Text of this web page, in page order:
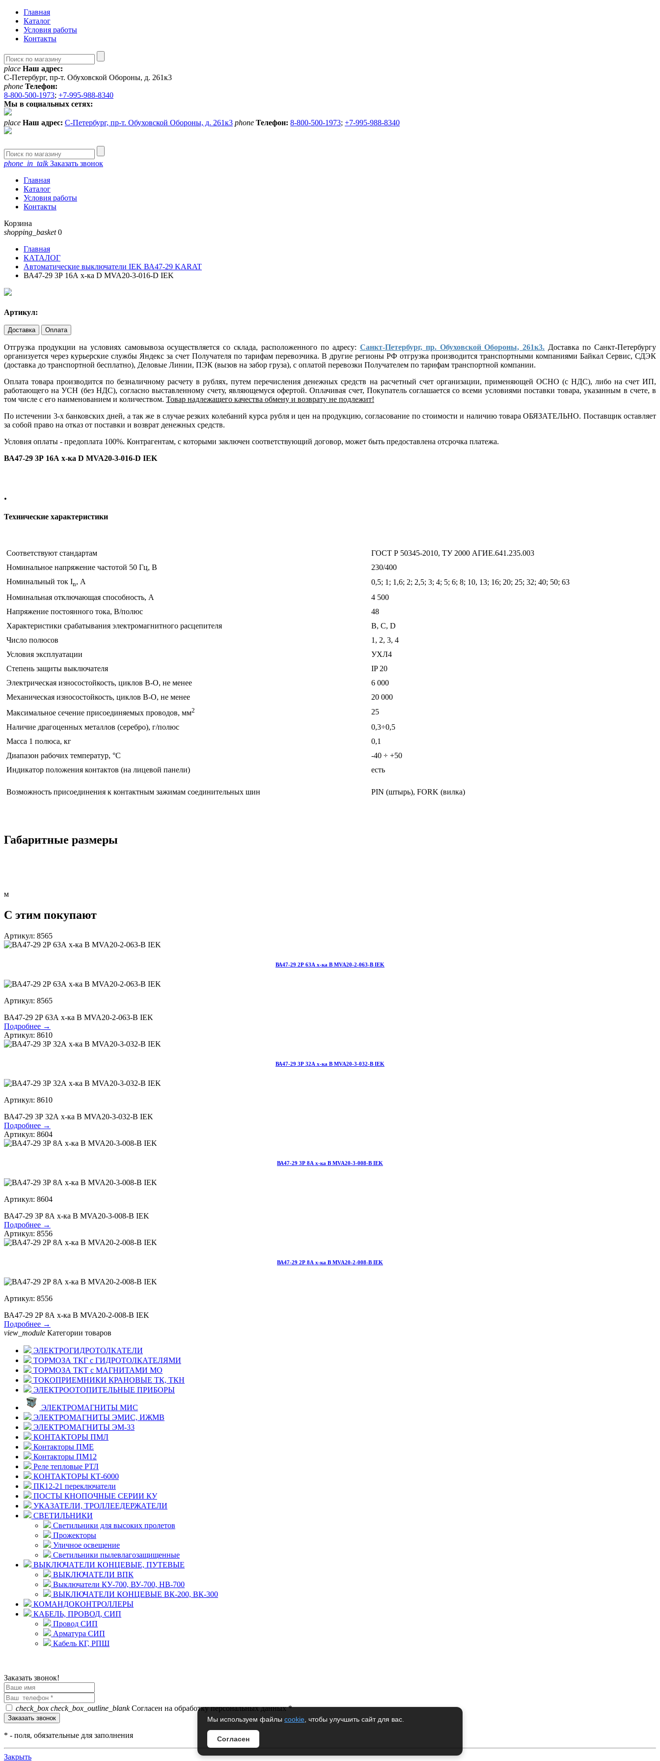
Главная
Каталог
Условия работы
Контакты
place Наш адрес:
С-Петербург, пр-т. Обуховской Обороны, д. 261к3
phone Телефон:
8-800-500-1973; +7-995-988-8340
Мы в социальных сетях:
place Наш адрес: С-Петербург, пр-т. Обуховской Обороны, д. 261к3 phone Телефон: 8-800-500-1973; +7-995-988-8340
phone_in_talkЗаказать звонок
Главная
Каталог
Условия работы
Контакты
Корзина
shopping_basket 0
Главная
КАТАЛОГ
Автоматические выключатели IEK ВА47-29 KARAT
ВА47-29 3Р 16А х-ка D MVA20-3-016-D IEK
Артикул:
Доставка Оплата
Отгрузка продукции на условиях самовывоза осуществляется со склада, расположенного по адресу: Санкт-Петербург, пр. Обуховской Обороны, 261к3. Доставка по Санкт-Петербургу
организуется через курьерские службы Яндекс за счет Получателя по тарифам перевозчика. В другие регионы РФ отгрузка производится транспортными компаниями Байкал Сервис, СДЭК
(доставка до транспортной бесплатно), Деловые Линии, ПЭК (вызов на забор груза), с оплатой перевозки Получателем по тарифам транспортной компании.
Оплата товара производится по безналичному расчету в рублях, путем перечисления денежных средств на расчетный счет организации, применяющей ОСНО (с НДС), либо на счет ИП,
работающего на УСН (без НДС), согласно выставленному счету, являющемуся офертой. Оплачивая счет, Покупатель соглашается со всеми условиями поставки товара, указанным в счете, в
том числе с его наименованием и количеством. Товар надлежащего качества обмену и возврату не подлежит!
По истечении 3-х банковских дней, а так же в случае резких колебаний курса рубля и цен на продукцию, согласование по стоимости и наличию товара ОБЯЗАТЕЛЬНО. Поставщик оставляет
за собой право на отказ от поставки и возврат денежных средств.
Условия оплаты - предоплата 100%. Контрагентам, с которыми заключен соответствующий договор, может быть предоставлена отсрочка платежа.
ВА47-29 3Р 16А х-ка D MVA20-3-016-D IEK
.
Технические характеристики
Соответствуют стандартам
ГОСТ Р 50345-2010, ТУ 2000 АГИЕ.641.235.003
Номинальное напряжение частотой 50 Гц, В
230/400
Номинальный ток In, А
0,5; 1; 1,6; 2; 2,5; 3; 4; 5; 6; 8; 10, 13; 16; 20; 25; 32; 40; 50; 63
Номинальная отключающая способность, А
4 500
Напряжение постоянного тока, В/полюс
48
Характеристики срабатывания электромагнитного расцепителя
В, С, D
Число полюсов
1, 2, 3, 4
Условия эксплуатации
УХЛ4
Степень защиты выключателя
IP 20
Электрическая износостойкость, циклов В-О, не менее
6 000
Механическая износостойкость, циклов В-О, не менее
20 000
Максимальное сечение присоединяемых проводов, мм2
25
Наличие драгоценных металлов (серебро), г/полюс
0,3÷0,5
Масса 1 полюса, кг
0,1
Диапазон рабочих температур, °С
-40 ÷ +50
Индикатор положения контактов (на лицевой панели)
есть
Возможность присоединения к контактным зажимам соединительных шин PIN (штырь), FORK (вилка)
Габаритные размеры
м
С этим покупают
Артикул: 8565
ВА47-29 2Р 63А х-ка В MVA20-2-063-B IEK
Артикул: 8565
ВА47-29 2Р 63А х-ка В MVA20-2-063-B IEK
Подробнее →
Артикул: 8610
ВА47-29 3Р 32А х-ка В MVA20-3-032-B IEK
Артикул: 8610
ВА47-29 3Р 32А х-ка В MVA20-3-032-B IEK
Подробнее →
Артикул: 8604
ВА47-29 3Р 8А х-ка В MVA20-3-008-B IEK
Артикул: 8604
ВА47-29 3Р 8А х-ка В MVA20-3-008-B IEK
Подробнее →
Артикул: 8556
ВА47-29 2Р 8А х-ка В MVA20-2-008-B IEK
Артикул: 8556
ВА47-29 2Р 8А х-ка В MVA20-2-008-B IEK
Подробнее →
view_module Категории товаров
ЭЛЕКТРОГИДРОТОЛКАТЕЛИ
ТОРМОЗА ТКГ с ГИДРОТОЛКАТЕЛЯМИ
ТОРМОЗА ТКТ с МАГНИТАМИ МО
ТОКОПРИЕМНИКИ КРАНОВЫЕ ТК, ТКН
ЭЛЕКТРООТОПИТЕЛЬНЫЕ ПРИБОРЫ
ЭЛЕКТРОМАГНИТЫ МИС
ЭЛЕКТРОМАГНИТЫ ЭМИС, ИЖМВ
ЭЛЕКТРОМАГНИТЫ ЭМ-33
КОНТАКТОРЫ ПМЛ
Контакторы ПМЕ
Контакторы ПМ12
Реле тепловые РТЛ
КОНТАКТОРЫ КТ-6000
ПК12-21 переключатели
ПОСТЫ КНОПОЧНЫЕ СЕРИИ КУ
УКАЗАТЕЛИ, ТРОЛЛЕЕДЕРЖАТЕЛИ
СВЕТИЛЬНИКИ
Светильники для высоких пролетов
Прожекторы
Уличное освещение
Светильники пылевлагозащищенные
ВЫКЛЮЧАТЕЛИ КОНЦЕВЫЕ, ПУТЕВЫЕ
ВЫКЛЮЧАТЕЛИ ВПК
Выключатели КУ-700, ВУ-700, НВ-700
ВЫКЛЮЧАТЕЛИ КОНЦЕВЫЕ ВК-200, ВК-300
КОМАНДОКОНТРОЛЛЕРЫ
КАБЕЛЬ, ПРОВОД, СИП
Провод СИП
Арматура СИП
Кабель КГ, РПШ
Мы используем файлы cookie , чтобы улучшить сайт для вас.
Согласен
Заказать звонок!
check_box check_box_outline_blankСогласен на обработку персональных данных *
* - поля, обязательные для заполнения
Закрыть